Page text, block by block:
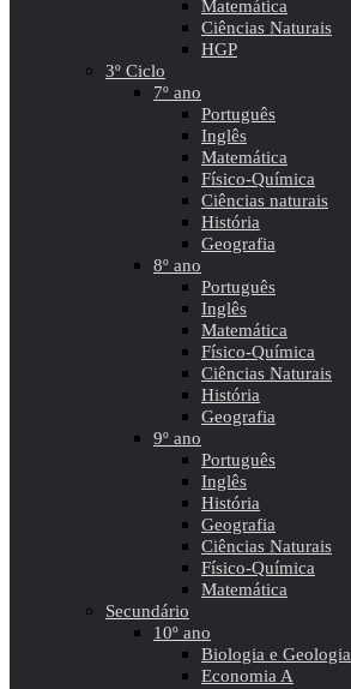
Matemática
Ciências Naturais
HGP
3º Ciclo
7º ano
Português
Inglês
Matemática
Físico-Química
Ciências naturais
História
Geografia
8º ano
Português
Inglês
Matemática
Físico-Química
Ciências Naturais
História
Geografia
9º ano
Português
Inglês
História
Geografia
Ciências Naturais
Físico-Química
Matemática
Secundário
10º ano
Biologia e Geologia
Economia A